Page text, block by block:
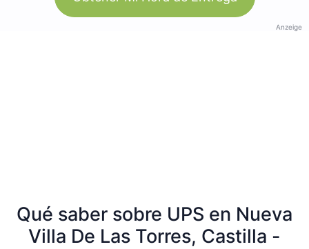
Anzeige
Qué saber sobre UPS en Nueva
Villa De Las Torres, Castilla -